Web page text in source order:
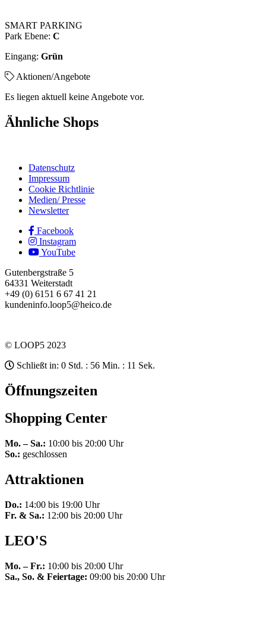
SMART PARKING
Park Ebene: C
Eingang: Grün
Aktionen/Angebote
Es liegen aktuell keine Angebote vor.
Ähnliche Shops
Datenschutz
Impressum
Cookie Richtlinie
Medien/ Presse
Newsletter
Facebook
Instagram
YouTube
Gutenbergstraße 5
64331 Weiterstadt
+49 (0) 6151 6 67 41 21
kundeninfo.loop5@heico.de
© LOOP5 2023
Schließt in: 0 Std. : 56 Min. : 11 Sek.
Öffnungszeiten
Shopping Center
Mo. – Sa.: 10:00 bis 20:00 Uhr
So.: geschlossen
Attraktionen
Do.: 14:00 bis 19:00 Uhr
Fr. & Sa.: 12:00 bis 20:00 Uhr
LEO'S
Mo. – Fr.: 10:00 bis 20:00 Uhr
Sa., So. & Feiertage: 09:00 bis 20:00 Uhr